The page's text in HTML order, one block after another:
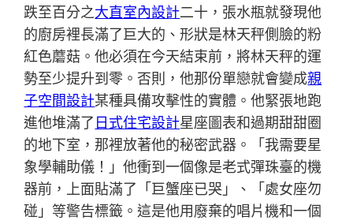
跌至百分之大直室內設計二十，張水瓶就發現他
的廚房裡長滿了巨大的、形狀是林天秤側臉的粉
紅色蘑菇。他必須在今天結束前，將林天秤的運
勢至少提升到零。否則，他那份單戀就會變成親
子空間設計某種具備攻擊性的實體。他緊張地跑
進他堆滿了 日式住宅設計星座圖表和過期甜甜圈
的地下室，那裡放著他的秘密武器。「我需要星
象學輔助儀！」他衝到一個像是老式彈珠臺的機
器前，上面貼滿了「巨蟹座已哭」、「處女座勿
碰」等警告標籤。這是他用廢棄的唱片機和一個